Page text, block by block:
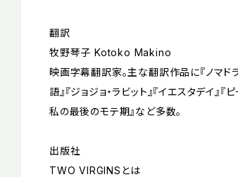
翻訳
牧野琴子 Kotoko Makino
映画字幕翻訳家。主な翻訳作品に『ノマドラ
語』『ジョジョ・ラビット』『イエスタデイ』
私の最後のモテ期』など多数。
出版社
TWO VIRGINSとは